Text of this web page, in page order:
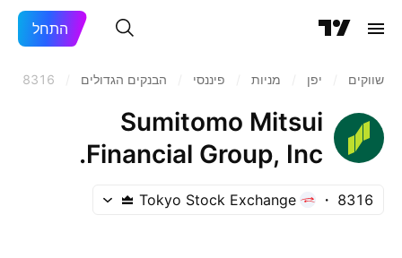
התחל
שווקים יפן‏ מניות‏ פיננסי הבנקים הגדולים 8316
Sumitomo Mitsui
Financial Group, Inc.
8316
Tokyo Stock Exchange